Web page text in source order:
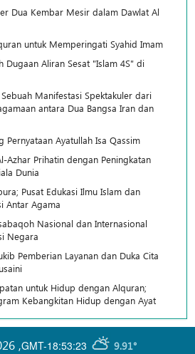
Dua Kembar Mesir dalam Dawlat Al
untuk Memperingati Syahid Imam
Dugaan Aliran Sesat "Islam 4S" di
Manifestasi Spektakuler dari
antara Dua Bangsa Iran dan
Pernyataan Ayatullah Isa Qassim
Azhar Prihatin dengan Peningkatan
Dunia
Pusat Edukasi Ilmu Islam dan
Antar Agama
Nasional dan Internasional
Negara
Pemberian Layanan dan Duka Cita
untuk Hidup dengan Alquran;
Kebangkitan Hidup dengan Ayat
GMT-18:53:23 9.91°
,